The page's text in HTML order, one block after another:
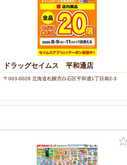
ドラッグセイムス 平和通店
〒003-0028 北海道札幌市白石区平和通1丁目南2-3